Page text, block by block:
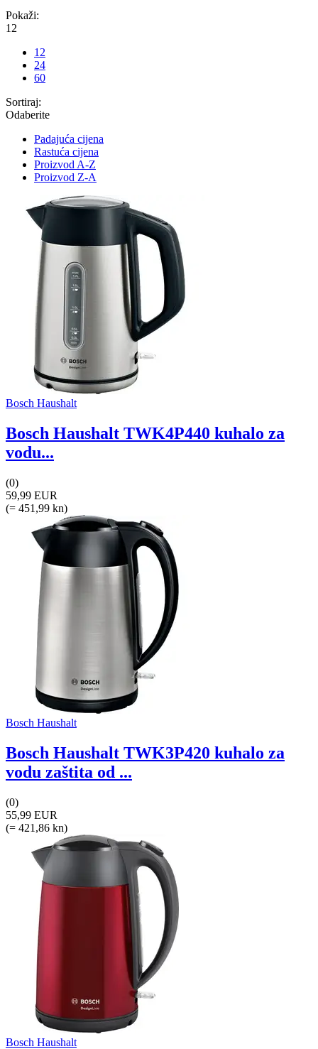
Pokaži:
12
12
24
60
Sortiraj:
Odaberite
Padajuća cijena
Rastuća cijena
Proizvod A-Z
Proizvod Z-A
Bosch Haushalt
Bosch Haushalt TWK4P440 kuhalo za
vodu...
(0)
59,99 EUR
(= 451,99 kn)
Bosch Haushalt
Bosch Haushalt TWK3P420 kuhalo za
vodu zaštita od ...
(0)
55,99 EUR
(= 421,86 kn)
Bosch Haushalt